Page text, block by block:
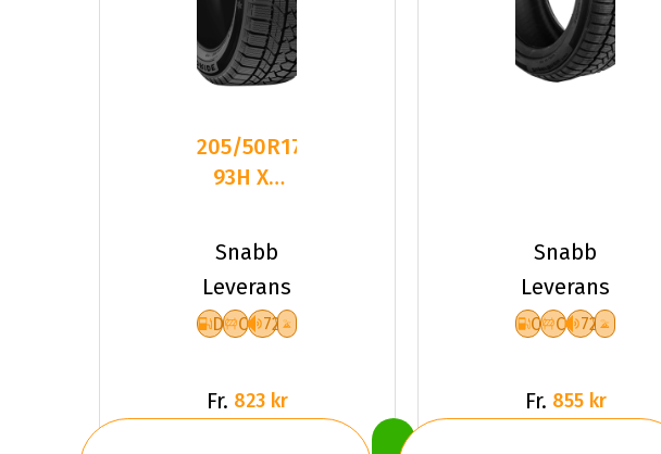
205/50R17
93H XL
SW628
DCB72 P
Snabb
Leverans
D C 72
Fr. 823 kr
Snabb
Leverans
C C 72
Fr. 855 kr